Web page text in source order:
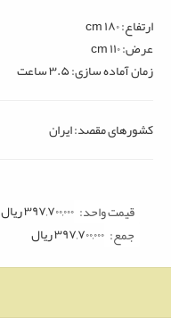
ارتفاع: ۱۸۰ cm
عرض: ۱۱۰ cm
زمان آماده سازی: ۳.۵ ساعت
كشورهای مقصد: ایران
قیمت واحد: ۳۹۷,۷۰۰,۰۰۰ريال
جمع: ۳۹۷,۷۰۰,۰۰۰ريال